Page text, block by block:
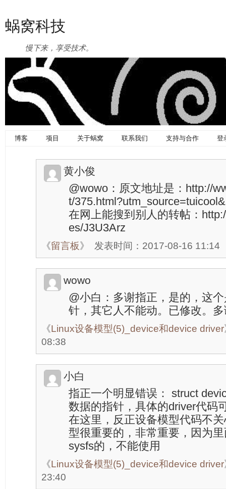
蜗窝科技
慢下来，享受技术。
博客 项目 关于蜗窝 联系我们 支持与合作 登
黄小俊
@wowo：原文地址是：http://
t/
在网上能搜到别人的转帖：
es/J3U3Arz
《留言板》 发表时间：2017-08-16 11:14
wowo
@小白：多谢指正，是的，这
针，其它人不能动。已修改。
《Linux设备模型(5)_device和device driver
08:38
小白
指正一个明显错误： struct
数据的指针，具体的driver代码
在这里，反正设备模型代码不
型很重要的，非常重要，因为
sysfs的，不能使用
《Linux设备模型(5)_device和device driver
23:40